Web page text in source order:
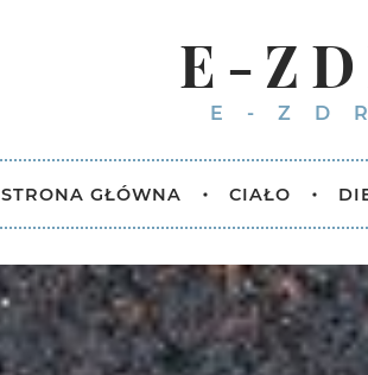
E-
E-
STRONA GŁÓWNA CIAŁO